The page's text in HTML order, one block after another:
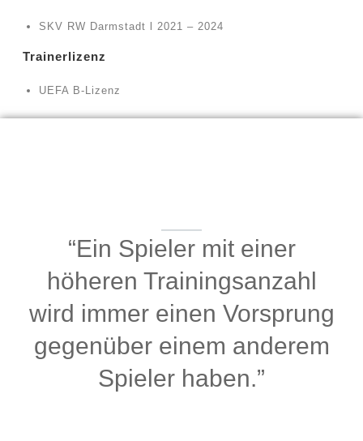
SKV RW Darmstadt l 2021 – 2024
Trainerlizenz
UEFA B-Lizenz
“Ein Spieler mit einer
höheren Trainingsanzahl
wird immer einen Vorsprung
gegenüber einem anderem
Spieler haben.”